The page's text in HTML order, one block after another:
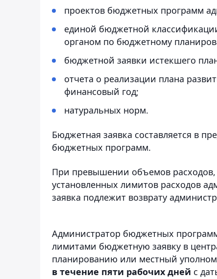
проектов бюджетных программ
единой бюджетной
органом по бюджетному
бюджетной заявки истекшего
отчета о реализации плана
финансовый год;
натуральных норм.
Бюджетная заявка составляется в
бюджетных программ.
При превышении объемов
установленных лимитов расходов
заявка подлежит возврату
Администратор бюджетных
лимитами бюджетную заявку в
планированию или местный
в течение пяти рабочих дней с